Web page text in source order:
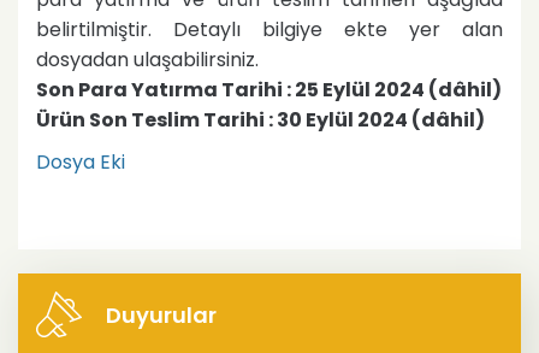
belirtilmiştir. Detaylı bilgiye ekte yer alan
dosyadan ulaşabilirsiniz.
Son Para Yatırma Tarihi : 25 Eylül 2024 (dâhil)
Ürün Son Teslim Tarihi : 30 Eylül 2024 (dâhil)
Dosya Eki
Duyurular